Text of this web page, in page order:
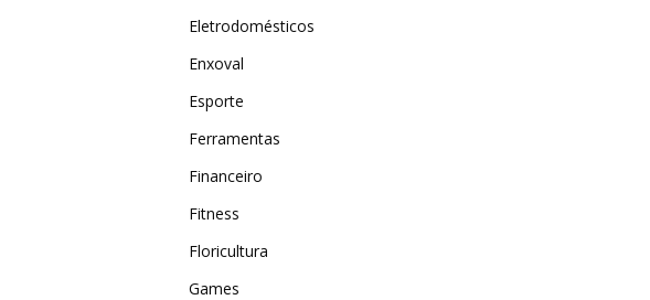
Eletrodomésticos
Enxoval
Esporte
Ferramentas
Financeiro
Fitness
Floricultura
Games